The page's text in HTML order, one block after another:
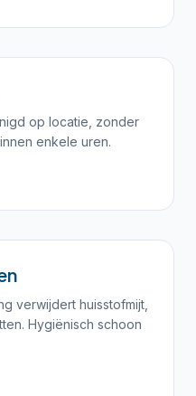
op locatie, zonder
enkele uren.
verwijdert huisstofmijt,
Hygiënisch schoon